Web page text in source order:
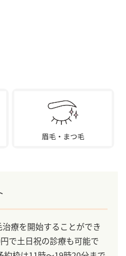
療を開始することができ
で土日祝の診療も可能で